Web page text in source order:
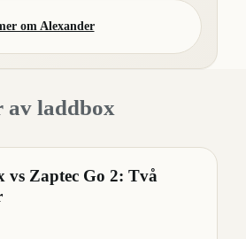
om Alexander
av laddbox
vs Zaptec Go 2: Två